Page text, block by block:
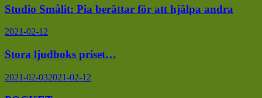
Studio Smålit: Pia berättar för att hjälpa andra
2021-02-12
Stora ljudboks priset…
2021-02-032021-02-12